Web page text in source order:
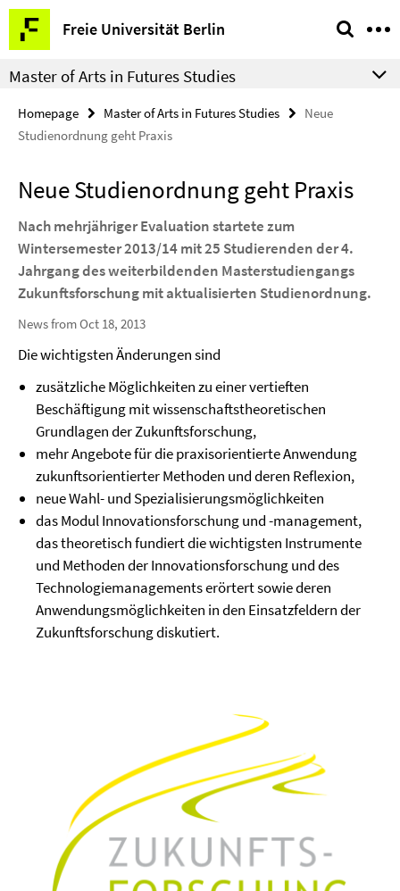
Springe
direkt
zu
Inhalt
Freie Universität Berlin
Service
Navigation
Master of Arts in Futures Studies
Homepage Master of Arts in Futures Studies
Neue
Studienordnung geht Praxis
Neue Studienordnung geht Praxis
Nach mehrjähriger Evaluation startete zum
Wintersemester 2013/14 mit 25 Studierenden der 4.
Jahrgang des weiterbildenden Masterstudiengangs
Zukunftsforschung mit aktualisierten Studienordnung.
News from Oct 18, 2013
Die wichtigsten Änderungen sind
zusätzliche Möglichkeiten zu einer vertieften
Beschäftigung mit wissenschaftstheoretischen
Grundlagen der Zukunftsforschung,
mehr Angebote für die praxisorientierte Anwendung
zukunftsorientierter Methoden und deren Reflexion,
neue Wahl- und Spezialisierungsmöglichkeiten
das Modul Innovationsforschung und -management,
das theoretisch fundiert die wichtigsten Instrumente
und Methoden der Innovationsforschung und des
Technologiemanagements erörtert sowie deren
Anwendungsmöglichkeiten in den Einsatzfeldern der
Zukunftsforschung diskutiert.